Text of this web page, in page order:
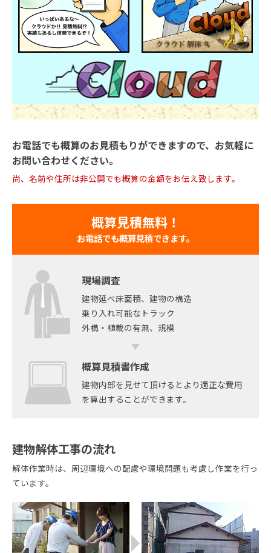
お電話でも概算のお見積もりができますので、お気軽に
お問い合わせください。
尚、名前や住所は非公開でも概算の金額をお伝え致します。
概算見積無料！
お電話でも概算見積できます。
現場調査
建物延べ床面積、建物の構造
乗り入れ可能なトラック
外構・植裁の有無、規模
概算見積書作成
建物内部を見せて頂けるとより適正な費用
を算出することができます。
建物解体工事の流れ
解体作業時は、周辺環境への配慮や環境問題も考慮し作業を行っ
ています。